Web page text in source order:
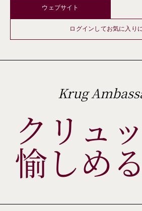
ウェブサイト
ログインしてお気に入り
Krug
クリュ
愉しめ